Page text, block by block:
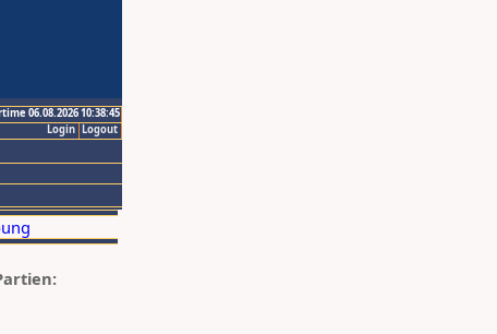
06.08.2026 10:38:45
Logout
Login